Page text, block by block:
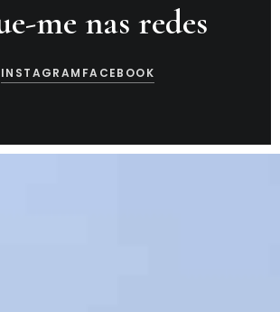
me nas redes
INSTAGRAM FACEBOOK